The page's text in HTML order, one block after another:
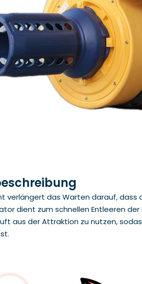
verlängert das Warten darauf, dass
dient zum schnellen Entleeren
aus der Attraktion zu nutzen,